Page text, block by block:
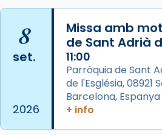
comitè organitzador de la
del Sant Pare Lleó XIV a
col·laboradors, a la
L’arquebisbe de
Josep Omella, ha presidit
concelebrat el bisbe
Mons. David Abadías.
8
set.
2026
Missa amb
de Sant Adrià
11:00
Parròquia de Sant
de l'Església, 08921
Barcelona, Espanya
+ info